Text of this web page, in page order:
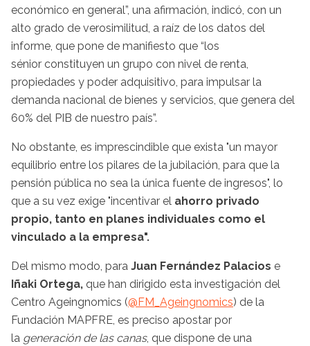
económico en general”, una afirmación, indicó, con un
alto grado de verosimilitud, a raíz de los datos del
informe, que pone de manifiesto que “los
sénior constituyen un grupo con nivel de renta,
propiedades y poder adquisitivo, para impulsar la
demanda nacional de bienes y servicios, que genera del
60% del PIB de nuestro país”.
No obstante, es imprescindible que exista "un mayor
equilibrio entre los pilares de la jubilación, para que la
pensión pública no sea la única fuente de ingresos", lo
que a su vez exige "incentivar el ahorro privado
propio, tanto en planes individuales como el
vinculado a la empresa".
Del mismo modo, para Juan Fernández Palacios e
Iñaki Ortega, que han dirigido esta investigación del
Centro Ageingnomics (@FM_Ageingnomics) de la
Fundación MAPFRE, es preciso apostar por
la generación de las canas, que dispone de una